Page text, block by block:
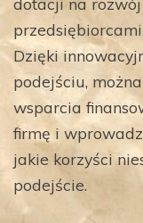
Dzięki
podejściu,
wsparcia
firmę i
jakie korzyści
podejście.